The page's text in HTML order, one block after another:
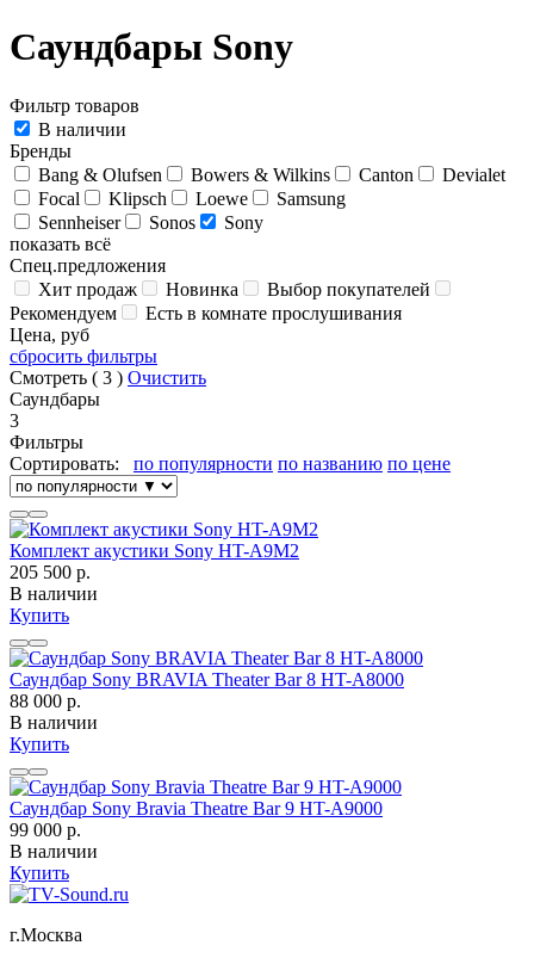
Саундбары Sony
Фильтр товаров
В наличии
Бренды
Bang & Olufsen
Bowers & Wilkins Canton
Devialet
Focal
Klipsch Loewe
Samsung
Sennheiser
Sonos
Sony
показать всё
Спец.предложения
Хит продаж
Новинка
Выбор покупателей
Рекомендуем
Есть в комнате прослушивания
Цена, руб
сбросить фильтры
Смотреть ( 3 ) Очистить
Саундбары
3
Фильтры
Сортировать: по популярности по названию по цене
Комплект акустики Sony HT-A9M2
205 500 р.
В наличии
Купить
Саундбар Sony BRAVIA Theater Bar 8 HT-A8000
88 000 р.
В наличии
Купить
Саундбар Sony Bravia Theatre Bar 9 HT-A9000
99 000 р.
В наличии
Купить
г.Москва